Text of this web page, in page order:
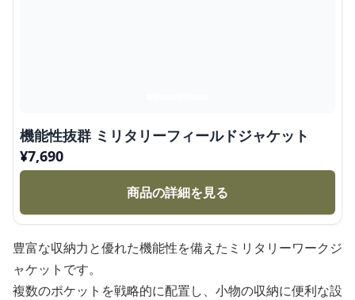
機能性抜群 ミリタリーフィールドジャケット
¥7,690
商品の詳細を見る
豊富な収納力と優れた機能性を備えたミリタリーワークジ
ャケットです。
複数のポケットを戦略的に配置し、小物の収納に便利な設